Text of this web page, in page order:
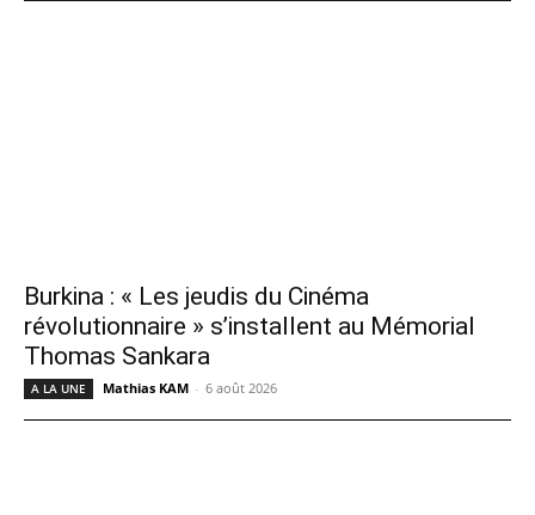
Burkina : « Les jeudis du Cinéma
révolutionnaire » s’installent au Mémorial
Thomas Sankara
A LA UNE Mathias KAM - 6 août 2026